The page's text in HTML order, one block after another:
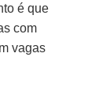
é que
com
vagas